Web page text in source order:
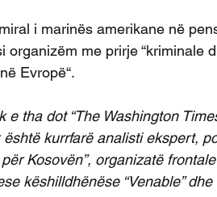
i marinës amerikane në
organizëm me prirje
Evropë“.
e tha dot “The Washington
është kurrfarë analisti ekspert,
Kosovën”, organizatë
këshilldhënëse “Venable”